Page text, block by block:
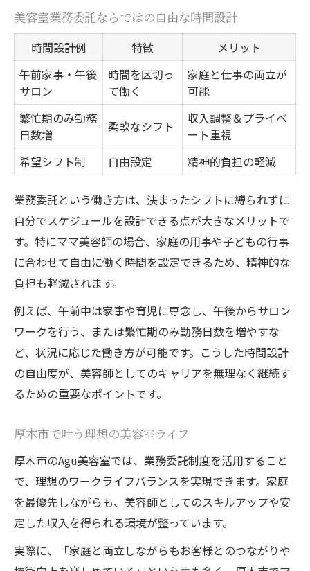
美容室業務委託ならではの自由な時間設計
時間設計例 特徴
メリット
午前家事・午後
サロン
時間を区切っ
て働く
家庭と仕事の両立が
可能
繁忙期のみ勤務
日数増
柔軟なシフト
収入調整＆プライベ
ート重視
希望シフト制
自由設定 精神的負担の軽減
業務委託という働き方は、決まったシフトに縛られずに
自分でスケジュールを設計できる点が大きなメリットで
す。特にママ美容師の場合、家庭の用事や子どもの行事
に合わせて自由に働く時間を設定できるため、精神的な
負担も軽減されます。
例えば、午前中は家事や育児に専念し、午後からサロン
ワークを行う、または繁忙期のみ勤務日数を増やすな
ど、状況に応じた働き方が可能です。こうした時間設計
の自由度が、美容師としてのキャリアを無理なく継続す
るための重要なポイントです。
厚木市で叶う理想の美容室ライフ
厚木市のAgu美容室では、業務委託制度を活用すること
で、理想のワークライフバランスを実現できます。家庭
を最優先しながらも、美容師としてのスキルアップや安
定した収入を得られる環境が整っています。
実際に、「家庭と両立しながらもお客様とのつながりや